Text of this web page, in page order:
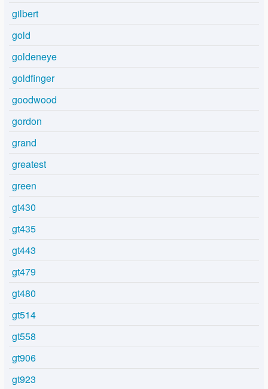
gilbert
gold
goldeneye
goldfinger
goodwood
gordon
grand
greatest
green
gt430
gt435
gt443
gt479
gt480
gt514
gt558
gt906
gt923